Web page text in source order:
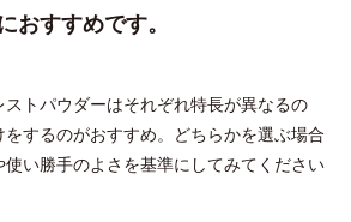
おすすめです。
トパウダーはそれぞれ特長が異なるの
するのがおすすめ。どちらかを選ぶ場合
い勝手のよさを基準にしてみてください